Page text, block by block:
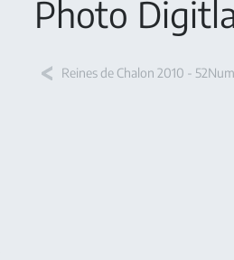
Photo
Reines de Chalon 2010 -